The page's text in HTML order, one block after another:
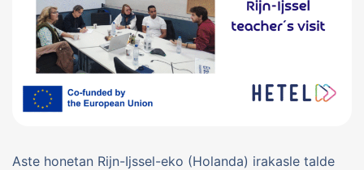
Aste honetan Rijn-Ijssel-eko (Holanda) irakasle talde